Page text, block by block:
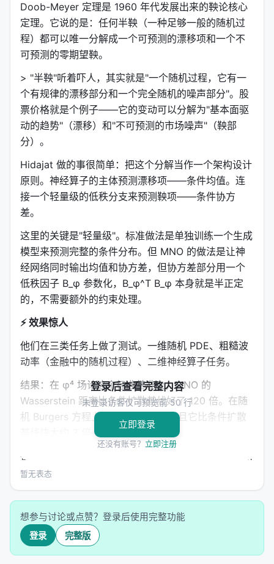
Doob-Meyer 定理是 1960 年代发展出来的鞅论核心
定理。它说的是：任何半鞅（一种足够一般的随机过
程）都可以唯一分解成一个可预测的漂移项和一个不
可预测的零期望鞅。
> "半鞅"听着吓人，其实就是"一个随机过程，它有一
个有规律的漂移部分和一个完全随机的噪声部分"。股
票价格就是个例子——它的变动可以分解为"基本面驱
动的趋势"（漂移）和"不可预测的市场噪声"（鞅部
分）。
Hidajat 做的事很简单：把这个分解当作一个架构设计
原则。神经算子的主体预测漂移项——条件均值。连
接一个轻量级的低秩分支来预测鞅项——条件协方
差。
这里的关键是"轻量级"。标准做法是单独训练一个生成
模型来预测完整的条件分布。但 MNO 的做法是让神
经网络同时输出均值和协方差，但协方差部分用一个
低秩因子 B_φ 参数化，B_φ^T B_φ 本身就是半正定
的，不需要额外的约束处理。
⚡ 效果惊人
他们在三类任务上做了测试。一维随机 PDE、粗糙波
动率（金融中的随机过程）、二维神经算子任务。
结果：在 φ⁴ 场论这个标准基准上，MNO 的
Wasserstein 距离比条件扩散基线好了 120 倍。在随
机 Burgers 方程上，好了 68 倍。而且它比条件扩散
基线快大约 3 倍——同样训练预算下。
在二维任务上，MNO 在零样本分辨率迁移和湍流模拟
上与标准 FNO 相当。
Scott 反应扩散方程。在这些系统中，过程的随机性非
常小，主要就是确定性动力学。MNO 的鞅分解在这种
情况下优势不大——因为没有什么随机性可以学。
登录后查看完整内容
未登录访客仅可预览前 50 行
立即登录
还没有账号？ 立即注册
暂无表态
想参与讨论或点赞？登录后使用完整功能
登录 完整版